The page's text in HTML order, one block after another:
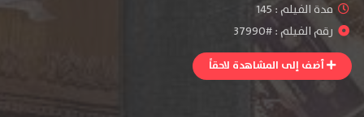
مدة الفيلم : 145
رقم الفيلم : #37990
أضف إلى المشاهدة لاحقاً